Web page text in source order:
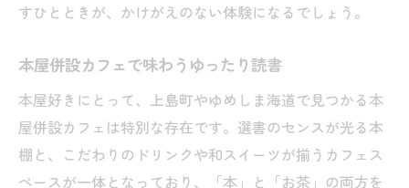
すひとときが、かけがえのない体験になるでしょう。
本屋併設カフェで味わうゆったり読書
本屋好きにとって、上島町やゆめしま海道で見つかる本
屋併設カフェは特別な存在です。選書のセンスが光る本
棚と、こだわりのドリンクや和スイーツが揃うカフェス
ペースが一体となっており、「本」と「お茶」の両方を